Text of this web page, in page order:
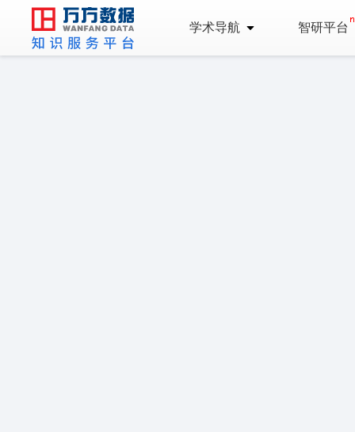
学术导航 智研平台